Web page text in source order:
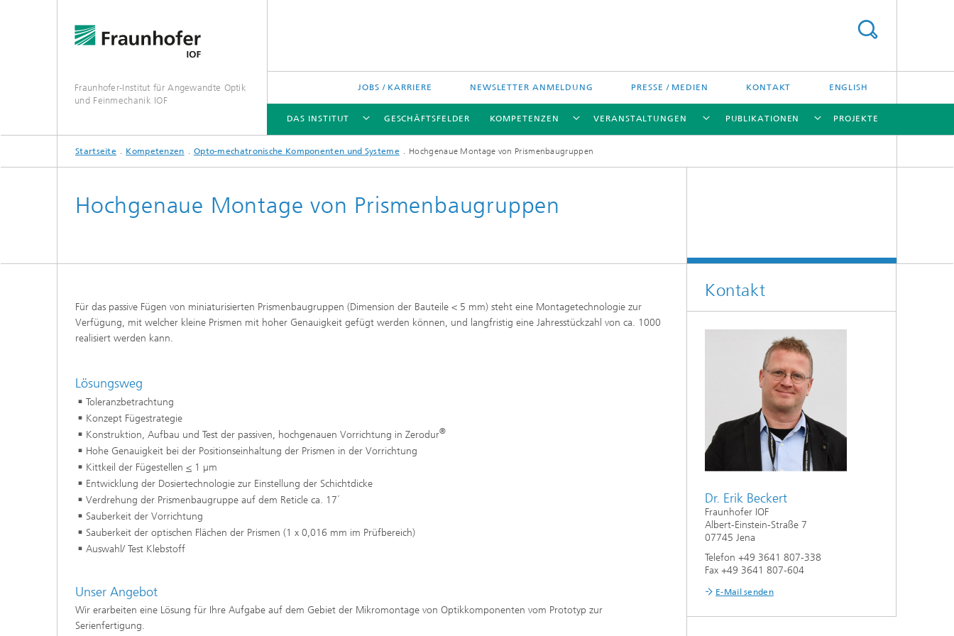
Fraunhofer-Institut für Angewandte Optik
und Feinmechanik IOF
JOBS / KARRIERE NEWSLETTER ANMELDUNG PRESSE / MEDIEN KONTAKT ENGLISH
DAS INSTITUT
DAS INSTITUT
GESCHÄFTSFELDER KOMPETENZEN
KOMPETENZEN
VERANSTALTUNGEN
VERANSTALTUNGEN
PUBLIKATIONEN
PUBLIKATIONEN
PROJEKTE
Startseite Kompetenzen Opto-mechatronische Komponenten und Systeme Hochgenaue Montage von Prismenbaugruppen
Hochgenaue Montage von Prismenbaugruppen
Für das passive Fügen von miniaturisierten Prismenbaugruppen (Dimension der Bauteile < 5 mm) steht eine Montagetechnologie zur
Verfügung, mit welcher kleine Prismen mit hoher Genauigkeit gefügt werden können, und langfristig eine Jahresstückzahl von ca. 1000
realisiert werden kann.
Lösungsweg
Toleranzbetrachtung
Konzept Fügestrategie
Konstruktion, Aufbau und Test der passiven, hochgenauen Vorrichtung in Zerodur®
Hohe Genauigkeit bei der Positionseinhaltung der Prismen in der Vorrichtung
Kittkeil der Fügestellen < 1 µm
Entwicklung der Dosiertechnologie zur Einstellung der Schichtdicke
Verdrehung der Prismenbaugruppe auf dem Reticle ca. 17´
Sauberkeit der Vorrichtung
Sauberkeit der optischen Flächen der Prismen (1 x 0,016 mm im Prüfbereich)
Auswahl/ Test Klebstoff
Unser Angebot
Wir erarbeiten eine Lösung für Ihre Aufgabe auf dem Gebiet der Mikromontage von Optikkomponenten vom Prototyp zur
Serienfertigung.
Kontakt
Dr. Erik Beckert
Fraunhofer IOF
Albert-Einstein-Straße 7
07745 Jena
Telefon +49 3641 807-338
Fax +49 3641 807-604
E-Mail senden